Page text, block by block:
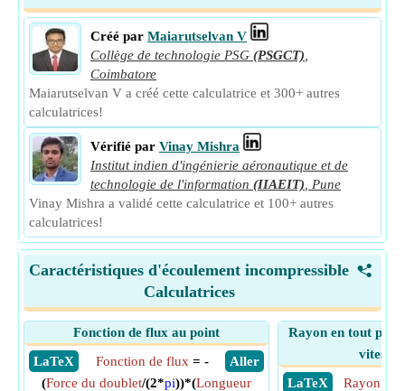
Créé par Maiarutselvan V
Collège de technologie PSG (PSGCT)
Coimbatore
Maiarutselvan V a créé cette calculatrice et 300+ autres
calculatrices!
Vérifié par Vinay Mishra
Institut indien d'ingénierie aéronautique et de
technologie de l'information (IIAEIT)
Pune
Vinay Mishra a validé cette calculatrice et 100+ autres
calculatrices!
<
Caractéristiques d'écoulement incompressible
Calculatrices
Fonction de flux au point
​ LaTeX
​ Aller
Fonction de flux = -
(Force du doublet/(2*pi))*(Longueur
Rayon en tout
vitesse
​ LaTeX
Rayon 1